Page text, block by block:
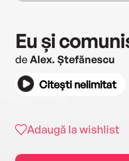
Eu și
deAlex. Ștefănescu
Citești nelimitat
Adaugă la wishlist